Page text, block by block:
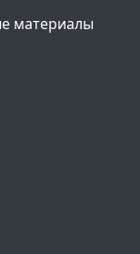
материалы